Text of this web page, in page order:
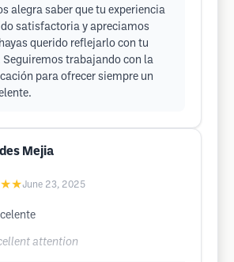
alegra saber que tu experiencia
satisfactoria y apreciamos
querido reflejarlo con tu
Seguiremos trabajando con la
para ofrecer siempre un
Mejia
June 23, 2025
attention